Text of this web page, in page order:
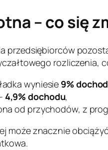
– co się
przedsiębiorców
rozliczenia,
wyniesie 9%
4,9% dochodu,
od przychodów, z
może znacznie